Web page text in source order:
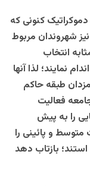
کنونی که
شهروندان مربوط
انتخاب
نمایند؛ لذا آنها
طبقه حاکم
فعالیت
را به پیش
و پائینی را
بازتاب دهد